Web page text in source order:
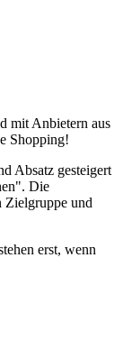
mit Anbietern aus
Shopping!
Absatz gesteigert
Die
Zielgruppe und
erst, wenn